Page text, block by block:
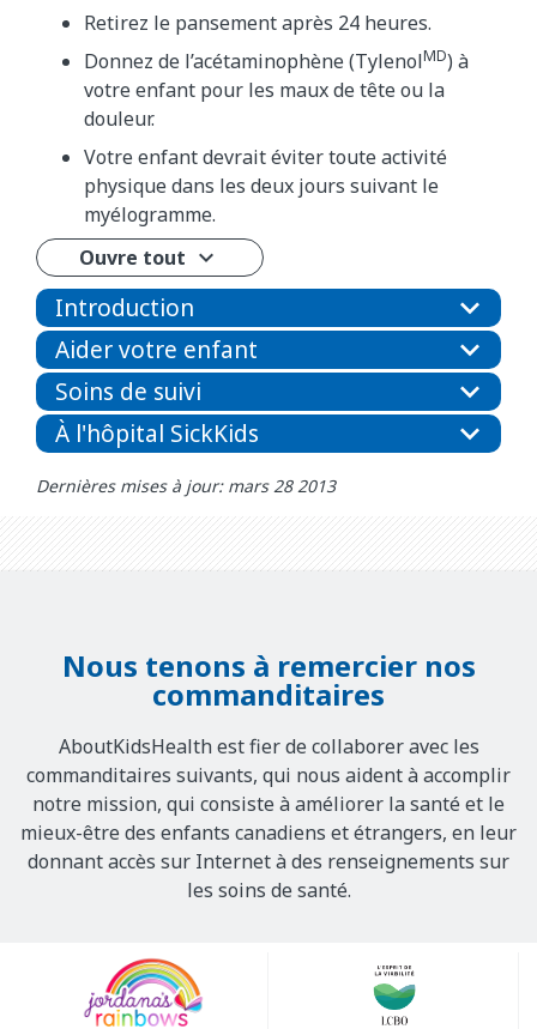
Retirez le pansement après 24 heures.
Donnez de l’acétaminophène​ (TylenolMD) à
votre enfant pour les maux de tête ou la
douleur.
Votre enfant devrait éviter toute activité
physique dans les deux jours suivant le
myélogramme.
Ouvre tout
Introduction
Aider votre enfant
Soins de suivi
À l'hôpital SickKids
Dernières mises à jour: mars 28 2013
Nous tenons à remercier nos
commanditaires
AboutKidsHealth est fier de collaborer avec les
commanditaires suivants, qui nous aident à accomplir
notre mission, qui consiste à améliorer la santé et le
mieux-être des enfants canadiens et étrangers, en leur
donnant accès sur Internet à des renseignements sur
les soins de santé.
Sponsors